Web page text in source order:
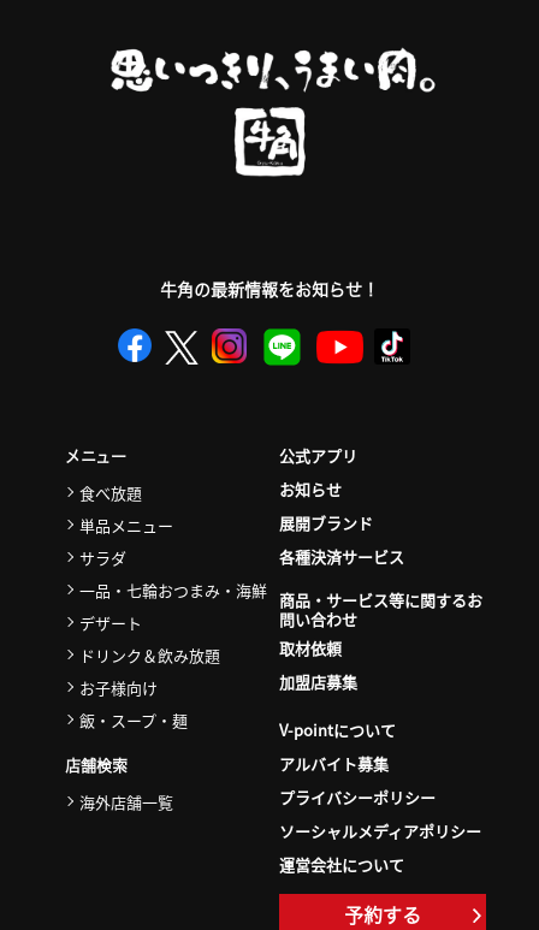
牛角の最新情報をお知らせ！
メニュー
食べ放題
単品メニュー
サラダ
一品・七輪おつまみ・海鮮
デザート
ドリンク＆飲み放題
お子様向け
飯・スープ・麺
店舗検索
海外店舗一覧
公式アプリ
お知らせ
展開ブランド
各種決済サービス
商品・サービス等に関するお
問い合わせ
取材依頼
加盟店募集
V-pointについて
アルバイト募集
プライバシーポリシー
ソーシャルメディアポリシー
運営会社について
予約する